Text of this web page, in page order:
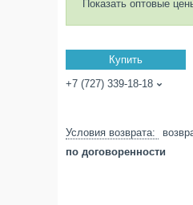
Показать оптовые
Купить
+7 (727) 339-18-18
по договоренности